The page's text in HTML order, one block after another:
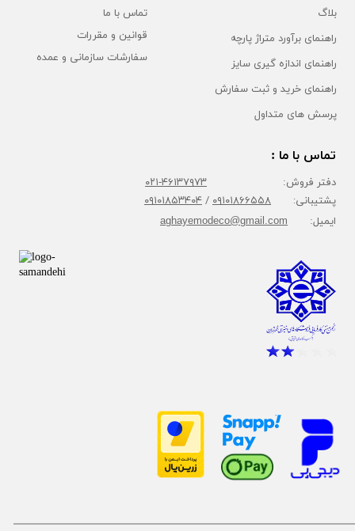
بلاگ
راهنمای برآورد متراژ پارچه
راهنمای اندازه گیری سایز
راهنمای خرید و ثبت سفارش
پرسش های متداول
تماس با ما
قوانین و مقررات
سفارشات سازمانی و عمده
تماس با ما :
دفتر فروش: ۴۶۱۳۷۹۷۳-۰۲۱
پشتیبانی: ۰۹۱۰۱۸۶۶۵۵۸/۰۹۱۰۱۸۵۳۴۰۴
ایمیل: aghayemodeco@gmail.com